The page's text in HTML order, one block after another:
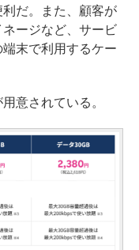
だ。また、顧客が
ージなど、サービ
末で利用するケー
意されている。